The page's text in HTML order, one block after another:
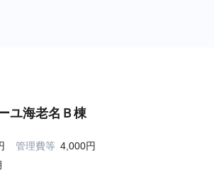
ユ海老名Ｂ棟
管理費等 4,000円